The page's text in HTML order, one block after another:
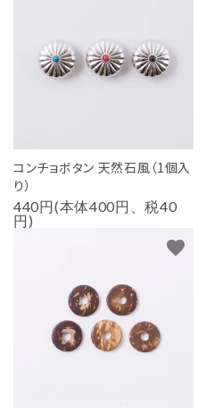
コンチョボタン 天然石風（1個入
り）
440円(本体400円、税40
円)
favorite